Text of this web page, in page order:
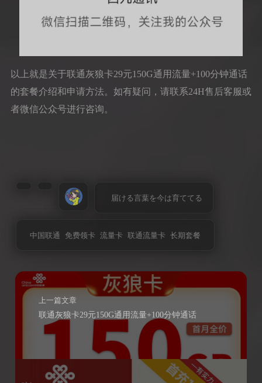
以上就是关于联通灰狼卡29元150G通用流量+100分钟通话
的套餐介绍和申请方法。如有疑问，请联系24H售后客服或
者微信公众号进行咨询。
届ける言葉を今は育ててる
中国联通 免费领卡 流量卡 联通流量卡 长期套餐
上一篇文章
联通灰狼卡29元150G通用流量+100分钟通话